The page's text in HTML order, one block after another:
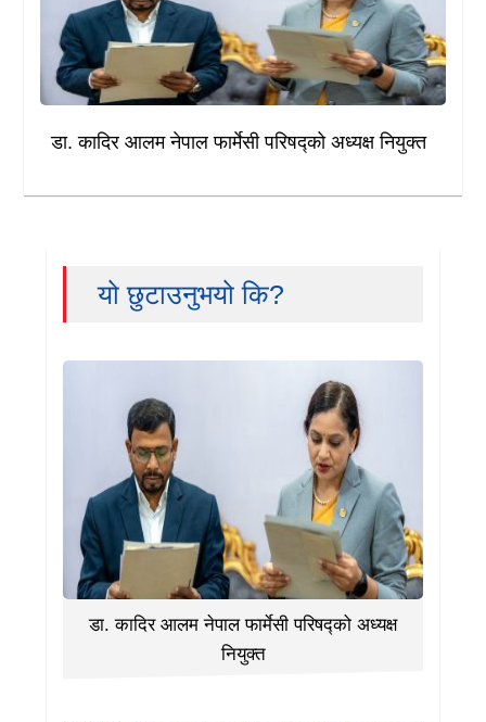
डा. कादिर आलम नेपाल फार्मेसी परिषद्को अध्यक्ष नियुक्त
यो छुटाउनुभयो कि?
डा. कादिर आलम नेपाल फार्मेसी परिषद्को अध्यक्ष
नियुक्त